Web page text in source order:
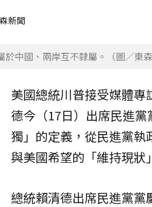
新聞
於中國、兩岸互不隸屬。（圖／東
美國總統川普接受媒體
德今（17日）出席民進黨
獨 」的定義 ，從民進黨
與美國希望的「維持現狀
總統賴清德出席民進黨